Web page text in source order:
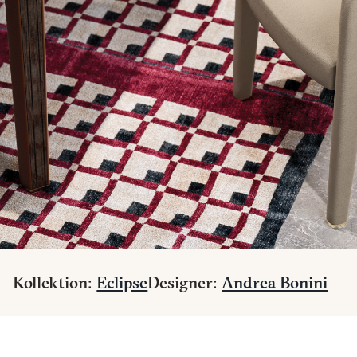
Kollektion: EclipseDesigner: Andrea Bonini